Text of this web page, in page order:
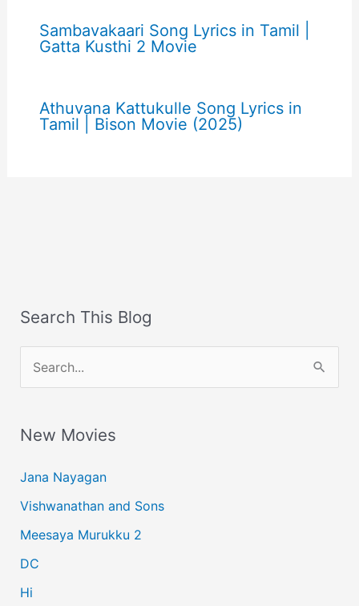
Sambavakaari Song Lyrics in Tamil |
Gatta Kusthi 2 Movie
Athuvana Kattukulle Song Lyrics in
Tamil | Bison Movie (2025)
Search This Blog
e
r
h
f
o
r
:
New Movies
Jana Nayagan
Vishwanathan and Sons
Meesaya Murukku 2
DC
Hi